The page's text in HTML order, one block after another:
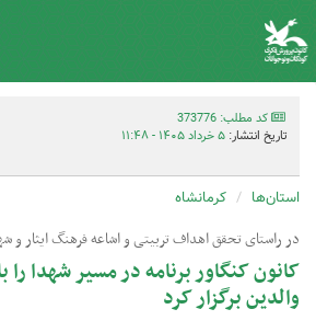
کد مطلب: 373776
تاریخ انتشار: ۵ خرداد ۱۴۰۵ - ۱۱:۴۸
استان‌ها کرمانشاه
در راستای تحقق اهداف تربیتی و اشاعه فرهنگ ایثار و
کانون کنگاور برنامه در مسیر شهدا
والدین برگزار کرد